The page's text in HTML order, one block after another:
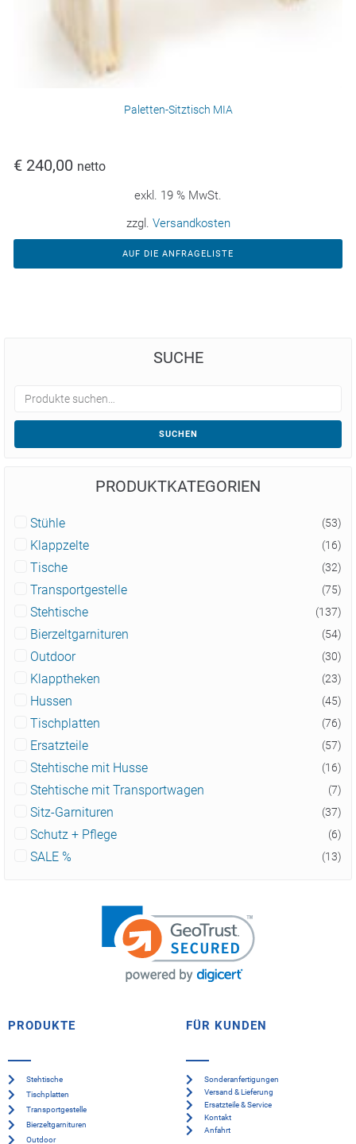
Paletten-Sitztisch MIA
€ 240,00 netto
exkl. 19 % MwSt.
zzgl. Versandkosten
AUF DIE ANFRAGELISTE
SUCHE
SUCHEN
PRODUKTKATEGORIEN
Stühle (53)
Klappzelte (16)
Tische (32)
Transportgestelle (75)
Stehtische (137)
Bierzeltgarnituren (54)
Outdoor (30)
Klapptheken (23)
Hussen (45)
Tischplatten (76)
Ersatzteile (57)
Stehtische mit Husse (16)
Stehtische mit Transportwagen (7)
Sitz-Garnituren (37)
Schutz + Pflege (6)
SALE % (13)
PRODUKTE
Stehtische
Tischplatten
Transportgestelle
Bierzeltgarnituren
Outdoor
FÜR KUNDEN
Sonderanfertigungen
Versand & Lieferung
Ersatzteile & Service
Kontakt
Anfahrt